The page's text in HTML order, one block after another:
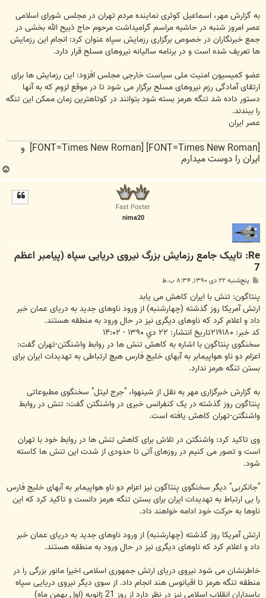
به گزارش مهر، اسماعیل کوثری نماینده مردم تهران در مجلس شورای اسلامی
عصر امروز شنبه در حاشیه مراسم گرامیداشت مرحوم حاج ذبیح الله بخشی در
جمع خبرنگاران در خصوص برگزاری رزمایش سپاه عنوان کرد: انجام این رزمایش
ها تعریف شده است و در برنامه سالیانه نیروهای مسلح قرار دارد.
عضو کمیسیون امنیت ملی سیاست خارجی مجلس افزود: این رزمایش ها برای
ارتقای آمادگی رزم نیروهای مسلح برگزار می شود تا در موقع لزوم که به آنها
دستور داده شد تنگه هرمز بسته شود بتوانند در کوتاهترین زمان ممکن این تنگه
را ببندند.
عصر ایران
[FONT=Times New Roman] [FONT=Times New Roman] و
ایران را دوست میدارم
Fast Poster
nima20
Re: تاپیک جامع رزمایش بزرگ نیروی دریایی سپاه (پیامبر اعظم
7
س
ت
پنج‌شنبه ۲۲ دی ۱۳۹۰, ۸:۳۴ ب.ظ
پنتاگون: تنش با ایران کاهش می یابد
ارتش آمریکا روز گذشته (چهارشنبه) از ورود ناوهای جدید به دریای عمان خبر
داد و اعلام کرد که ناوهای دیگری نیز در حال ورود به منطقه هستند.
کد خبر: ۲۱۹۱۸۰تاریخ انتشار: ۲۲ دي ۱۳۹۰ - ۱۴:۰۲
سخنگوی پنتاگون با اشاره به کاهش تنش ها در روابط واشنگتن-تهران گفت:
اعزام دو ناو هواپیمابر به آبهای خلیج فارس هیچ ارتباطی به تهدیدات ایران برای
بستن تنگه هرمز ندارد.
به گزارش خبرگزاری مهر به نقل از شینهوا، "جرج لیتل" سخنگوی مطبوعاتی
پنتاگون روز گذشته در یک کنفرانس خبری در واشنگتن گفت: تنش در روابط
واشنگتن-تهران کاهش یافته است.
وی تاکید کرد: واشنگتن در تلاش برای کاهش تنش ها در روابط خود با تهران
است و تصور می کنیم در روزهای آتی تا حدودی از شدت این تنش ها کاسته
شود.
"جانکربی" دیگر سخنگوی پنتاگون نیز اعزام دو ناو هواپیمابر به آبهای خلیج فارس
را بی ارتباط به تهدیدات ایران برای بستن تنگه هرمز دانست و تاکید کرد که این
ناوها به حرکت خود ادامه خواهند داد.
ارتش آمریکا روز گذشته (چهارشنبه) از ورود ناوهای جدید به دریای عمان خبر
داد و اعلام کرد که ناوهای دیگری نیز در حال ورود به منطقه هستند.
خاطرنشان می شود نیروی دریای ارتش جمهوری اسلامی اخیرا مانور بزرگی را در
منطقه تنگه هرمز تا اقیانوس هند انجام داد. از سوی دیگر نیروی دریایی سپاه
پاسداران انقلاب اسلامی نیز در نظر دارد از روز 21 ژانویه (اول بهمن ماه)